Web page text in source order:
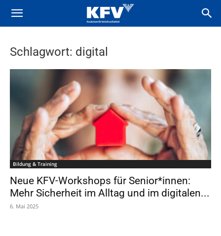
Schlagwort: digital
Bildung & Training
Neue KFV-Workshops für Senior*innen:
Mehr Sicherheit im Alltag und im digitalen...
6. Mai 2025